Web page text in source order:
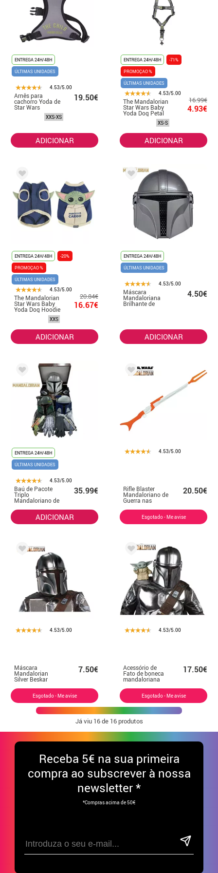
ENTREGA 24H/48H
ÚLTIMAS UNIDADES
4.53/5.00
Arnês para
cachorro Yoda de
Star Wars
Mandaloriano
19.50€
XXS-XS
ADICIONAR
ENTREGA 24H/48H
-71%
PROMOÇAO %
ÚLTIMAS UNIDADES
4.53/5.00
The Mandalorian
Star Wars Baby
Yoda Dog Petal
16.99€
4.93€
XS-S
ADICIONAR
ENTREGA 24H/48H
-20%
PROMOÇAO %
ÚLTIMAS UNIDADES
4.53/5.00
The Mandalorian
Star Wars Baby
Yoda Dog Hoodie
20.84€
16.67€
XXS
ADICIONAR
ENTREGA 24H/48H
ÚLTIMAS UNIDADES
4.53/5.00
Máscara
Mandaloriana
Brilhante de
4.50€
ADICIONAR
ENTREGA 24H/48H
ÚLTIMAS UNIDADES
4.53/5.00
Baú de Pacote
Triplo
Mandaloriano de
Estrelas
35.99€
ADICIONAR
4.53/5.00
Rifle Blaster
Mandaloriano de
Guerra nas
cm
20.50€
Esgotado - Me avise
4.53/5.00
Máscara
Mandalorian
Silver Beskar
7.50€
Esgotado - Me avise
4.53/5.00
Acessório de
Fato de boneca
mandaloriana
17.50€
Esgotado - Me avise
Já viu 16de 16 produtos
Receba 5€ na sua primeira
compra ao subscrever à nossa
newsletter *
*Compras acima de 50€